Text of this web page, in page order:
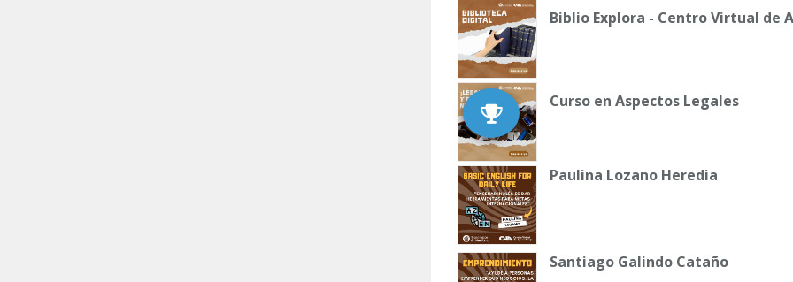
Biblio Explora - Centro Virtual de
Curso en Aspectos Legales
Paulina Lozano Heredia
Santiago Galindo Cataño